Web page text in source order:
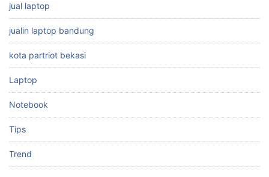
jual laptop
jualin laptop bandung
kota partriot bekasi
Laptop
Notebook
Tips
Trend